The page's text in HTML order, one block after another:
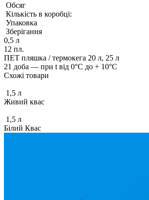
Обсяг
Кількість в коробці:
Упаковка
Зберігання
0,5 л
12 пл.
ПЕТ пляшка / термокега 20 л, 25 л
21 доба — при t від 0°С до + 10°С
Схожі товари
1,5 л
Живий квас
1,5 л
Білий Квас